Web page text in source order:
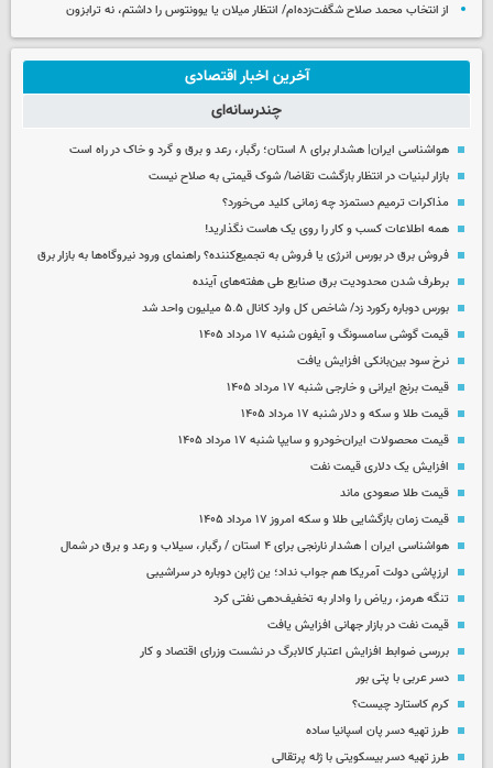
از انتخاب محمد صلاح شگفت‌زده‌ام/ انتظار میلان یا یوونتوس را داشتم، نه ترابزون
آخرین اخبار اقتصادی
چندرسانه‌ای
هواشناسی ایران| هشدار برای ۸ استان؛ رگبار، رعد و برق و گرد و خاک در راه است
بازار لبنیات در انتظار بازگشت تقاضا/ شوک قیمتی به صلاح نیست
مذاکرات ترمیم دستمزد چه زمانی کلید می‌خورد؟
همه اطلاعات کسب‌ و کار را روی یک هاست نگذارید!
فروش برق در بورس انرژی یا فروش به تجمیع‌کننده؟ راهنمای ورود نیروگاه‌ها به بازار برق
برطرف شدن محدودیت‌ برق صنایع طی هفته‌های آینده
بورس دوباره رکورد زد/ شاخص کل وارد کانال ۵.۵ میلیون واحد شد
قیمت گوشی سامسونگ و آیفون شنبه ۱۷ مرداد ۱۴۰۵
نرخ سود بین‌بانکی افزایش یافت
قیمت برنج ایرانی و خارجی شنبه ۱۷ مرداد ۱۴۰۵
قیمت طلا و سکه و دلار شنبه ۱۷ مرداد ۱۴۰۵
قیمت محصولات ایران‌خودرو و سایپا شنبه ۱۷ مرداد ۱۴۰۵
افزایش یک دلاری قیمت نفت
قیمت طلا صعودی ماند
قیمت زمان بازگشایی طلا و سکه امروز ۱۷ مرداد ۱۴۰۵
هواشناسی ایران | هشدار نارنجی برای ۴ استان / رگبار، سیلاب و رعد و برق در شمال
ارزپاشی دولت آمریکا هم جواب نداد؛ ین ژاپن دوباره در سراشیبی
تنگه هرمز، ریاض را وادار به تخفیف‌دهی نفتی کرد
قیمت نفت در بازار جهانی افزایش یافت
بررسی ضوابط افزایش اعتبار کالابرگ در نشست وزرای اقتصاد و کار
دسر عربی با پتی بور
کرم کاستارد چیست؟
طرز تهیه دسر پان اسپانیا ساده
طرز تهیه دسر بیسکویتی با ژله پرتقالی